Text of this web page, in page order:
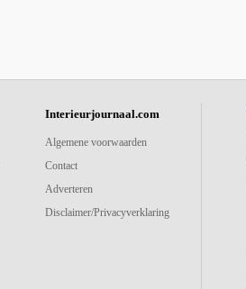
Interieurjournaal.com
Algemene voorwaarden
Contact
Adverteren
Disclaimer/Privacyverklaring